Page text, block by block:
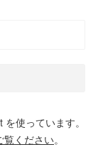
使っています。
覧ください。